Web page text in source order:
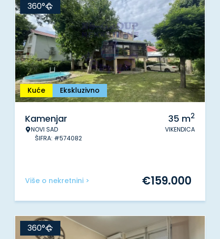
Kuće Ekskluzivno
360°
Kamenjar
NOVI SAD
ŠIFRA: #574082
35 m2
VIKENDICA
Više o nekretnini > €159.000
360°